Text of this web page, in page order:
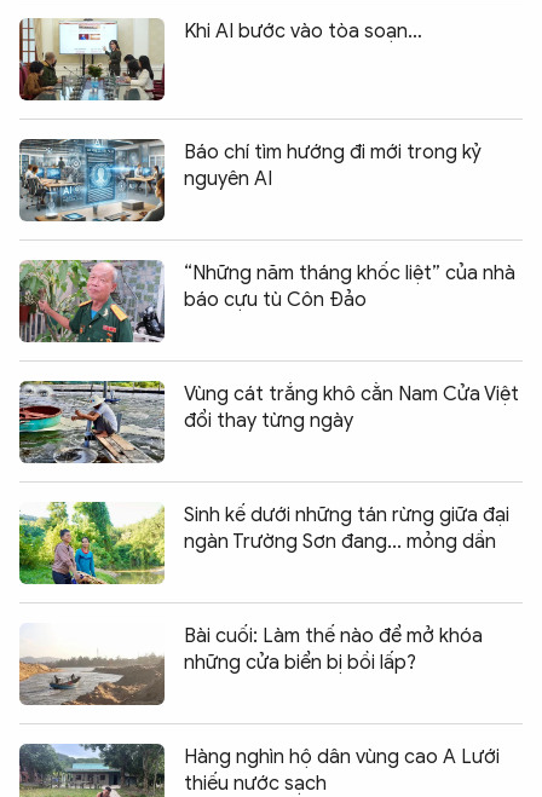
Khi AI bước vào tòa soạn…
Báo chí tìm hướng đi mới trong kỷ
nguyên AI
“Những năm tháng khốc liệt” của nhà
báo cựu tù Côn Đảo
Vùng cát trắng khô cằn Nam Cửa Việt
đổi thay từng ngày
Sinh kế dưới những tán rừng giữa đại
ngàn Trường Sơn đang... mỏng dần
Bài cuối: Làm thế nào để mở khóa
những cửa biển bị bồi lấp?
Hàng nghìn hộ dân vùng cao A Lưới
thiếu nước sạch